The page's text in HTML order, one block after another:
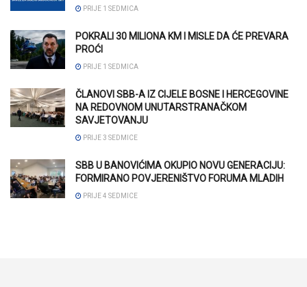
PRIJE 1 SEDMICA
POKRALI 30 MILIONA KM I MISLE DA ĆE PREVARA
PROĆI
PRIJE 1 SEDMICA
ČLANOVI SBB-A IZ CIJELE BOSNE I HERCEGOVINE
NA REDOVNOM UNUTARSTRANAČKOM
SAVJETOVANJU
PRIJE 3 SEDMICE
SBB U BANOVIĆIMA OKUPIO NOVU GENERACIJU:
FORMIRANO POVJERENIŠTVO FORUMA MLADIH
PRIJE 4 SEDMICE